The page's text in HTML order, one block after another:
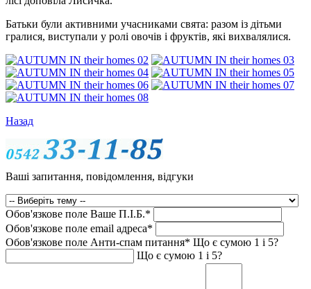
Батьки були активними учасниками свята: разом із дітьми
гралися, виступали у ролі овочів і фруктів, які вихвалялися.
Назад
Ваші запитання, повідомлення, відгуки
Обов'язкове поле Ваше П.I.Б.*
Обов'язкове поле email адреса*
Обов'язкове поле Анти-спам питання* Що є сумою 1 і 5?
Що є сумою 1 і 5?